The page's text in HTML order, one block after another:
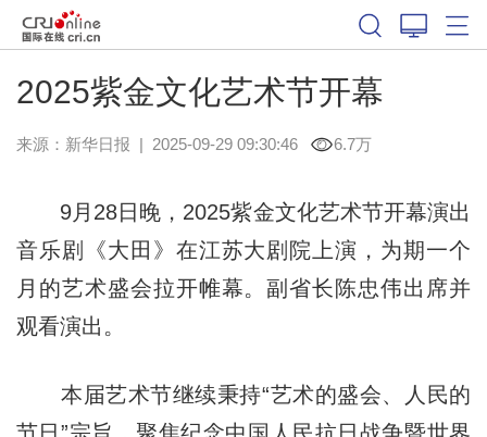
2025紫金文化艺术节开幕
来源： 新华日报 | 2025-09-29 09:30:46 6.7万
9月28日晚，2025紫金文化艺术节开幕演出
音乐剧《大田》在江苏大剧院上演，为期一个
月的艺术盛会拉开帷幕。副省长陈忠伟出席并
观看演出。
本届艺术节继续秉持“艺术的盛会、人民的
节日”宗旨，聚焦纪念中国人民抗日战争暨世界